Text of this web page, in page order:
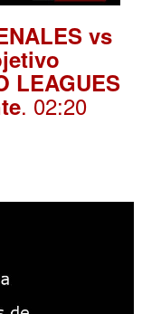
vs
LEAGUES
. 02:20